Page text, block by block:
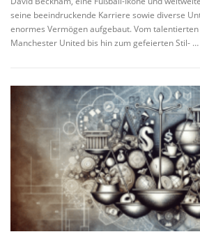
seine beeindruckende Karriere sowie diverse
enormes Vermögen aufgebaut. Vom
Manchester United bis hin zum gefeierten Stil- …